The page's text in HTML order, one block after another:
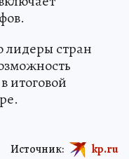
лидеры стран
итоговой
Источник: kp.ru